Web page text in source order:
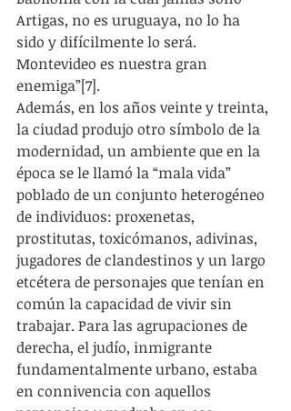
Artigas, no es uruguaya, no lo ha
sido y difícilmente lo será.
Montevideo es nuestra gran
enemiga”[7].
Además, en los años veinte y treinta,
la ciudad produjo otro símbolo de la
modernidad, un ambiente que en la
época se le llamó la “mala vida”
poblado de un conjunto heterogéneo
de individuos: proxenetas,
prostitutas, toxicómanos, adivinas,
jugadores de clandestinos y un largo
etcétera de personajes que tenían en
común la capacidad de vivir sin
trabajar. Para las agrupaciones de
derecha, el judío, inmigrante
fundamentalmente urbano, estaba
en connivencia con aquellos